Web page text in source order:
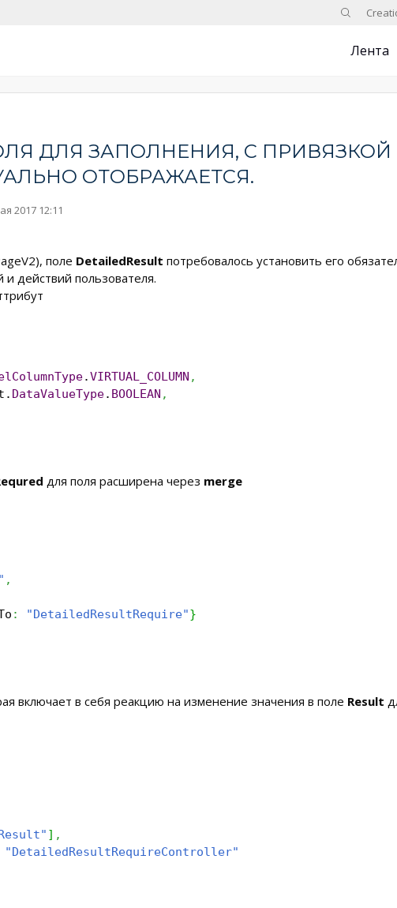
Поиск
Лента
ДЛЯ ЗАПОЛНЕНИЯ, С ПРИВЯЗКОЙ
ОТОБРАЖАЕТСЯ.
2017 12:11
поле DetailedResult потребовалось установить его
действий пользователя.
.VIRTUAL_COLUMN ,
DataValueType. BOOLEAN ,
для поля расширена через merge
,
: "DetailedResultRequire"}
включает в себя реакцию на изменение значения в поле Result
] ,
"DetailedResultRequireController"